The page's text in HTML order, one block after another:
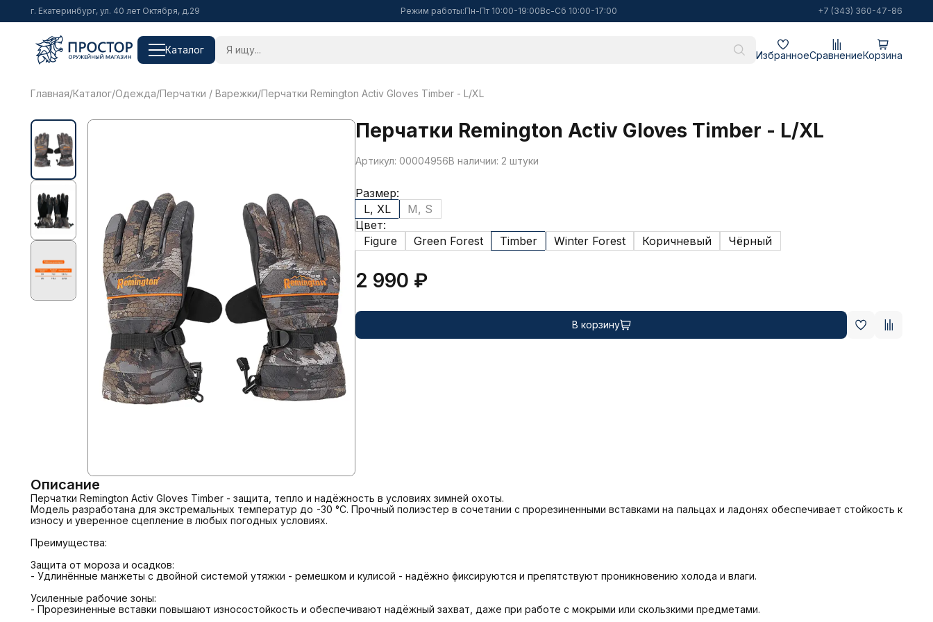
г. Екатеринбург, ул. 40 лет Октября, д.29 Режим работы:Пн-Пт 10:00-19:00Вс-Сб 10:00-17:00 +7 (343) 360-47-86
Каталог ИзбранноеСравнениеКорзина
Главная/Каталог/Одежда/Перчатки / Варежки/Перчатки Remington Activ Gloves Timber - L/XL
Перчатки Remington Activ Gloves Timber - L/XL
Артикул: 00004956В наличии: 2 штуки
Размер:
L, XL
M, S
Цвет:
Figure
Green Forest Timber Winter Forest Коричневый Чёрный
2 990 ₽
В корзину
Описание
Перчатки Remington Activ Gloves Timber - защита, тепло и надёжность в условиях зимней охоты.
Модель разработана для экстремальных температур до -30 °C. Прочный полиэстер в сочетании с прорезиненными вставками на пальцах и ладонях обеспечивает стойкость к
износу и уверенное сцепление в любых погодных условиях.
Преимущества:
Защита от мороза и осадков:
- Удлинённые манжеты с двойной системой утяжки - ремешком и кулисой - надёжно фиксируются и препятствуют проникновению холода и влаги.
Усиленные рабочие зоны:
- Прорезиненные вставки повышают износостойкость и обеспечивают надёжный захват, даже при работе с мокрыми или скользкими предметами.